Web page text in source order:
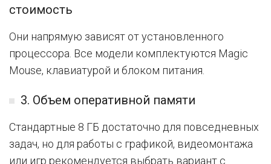
стоимость
Они напрямую зависят от установленного
процессора. Все модели комплектуются Magic
Mouse, клавиатурой и блоком питания.
3. Объем оперативной памяти
Стандартные 8 ГБ достаточно для повседневных
задач, но для работы с графикой, видеомонтажа
или игр рекомендуется выбрать вариант с